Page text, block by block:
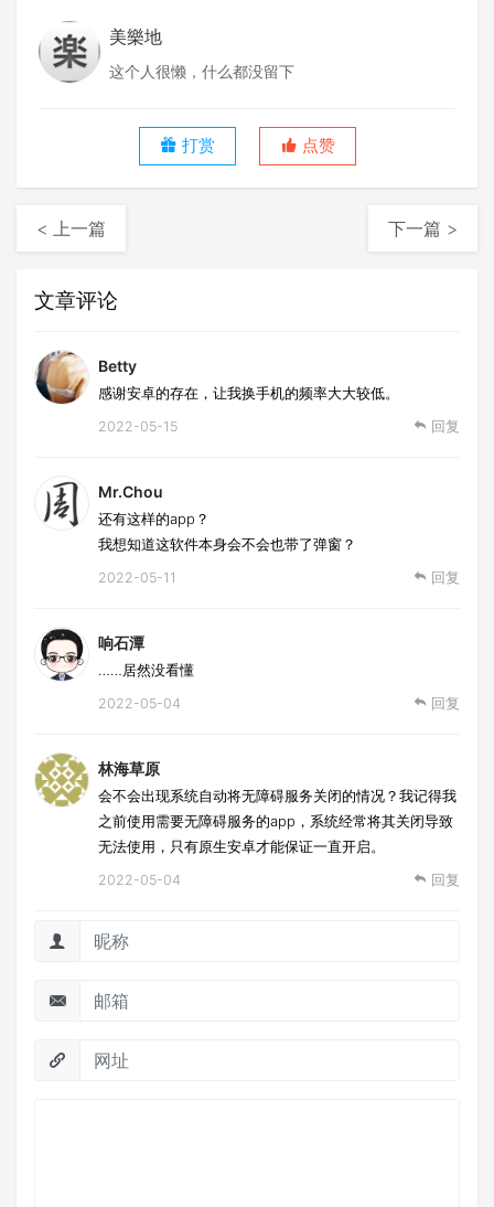
美樂地
这个人很懒，什么都没留下
打赏 点赞
< 上一篇 下一篇 >
文章评论
Betty
感谢安卓的存在，让我换手机的频率大大较低。
2022-05-15 回复
Mr.Chou
还有这样的app？
我想知道这软件本身会不会也带了弹窗？
2022-05-11 回复
响石潭
……居然没看懂
2022-05-04 回复
林海草原
会不会出现系统自动将无障碍服务关闭的情况？我记得我
之前使用需要无障碍服务的app，系统经常将其关闭导致
无法使用，只有原生安卓才能保证一直开启。
2022-05-04 回复